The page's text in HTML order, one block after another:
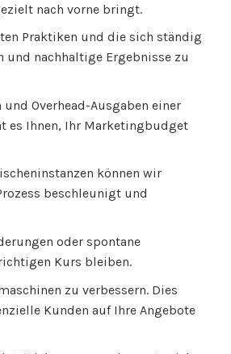
nach vorne bringt.
Praktiken und die sich ständig
und nachhaltige Ergebnisse zu
Overhead-Ausgaben einer
es Ihnen, Ihr Marketingbudget
können wir
beschleunigt und
oder spontane
Kurs bleiben.
zu verbessern. Dies
Kunden auf Ihre Angebote